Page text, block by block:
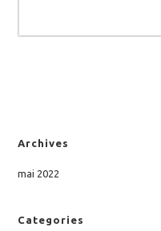
Archives
mai 2022
Categories